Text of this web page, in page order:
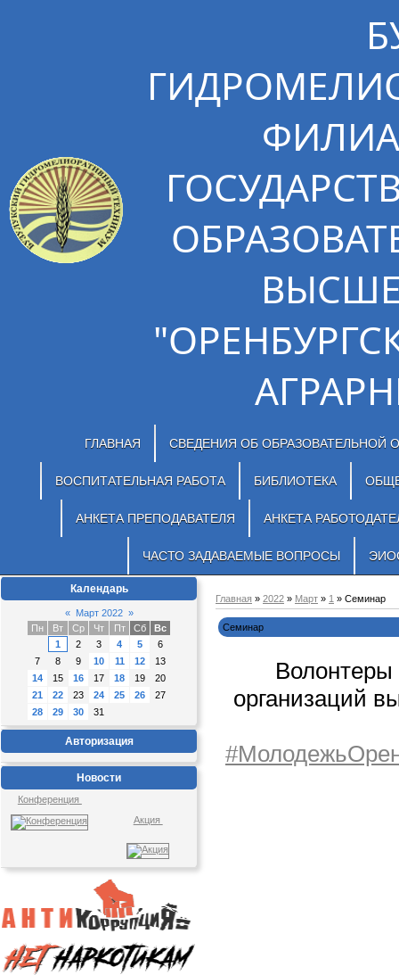
ГЛАВНАЯ СВЕДЕНИЯ ОБ ОБРАЗОВАТЕЛЬНОЙ
ВОСПИТАТЕЛЬНАЯ РАБОТА БИБЛИОТЕКА
АНКЕТА ПРЕПОДАВАТЕЛЯ АНКЕТА
ЧАСТО ЗАДАВАЕМЫЕ ВОПРОСЫ
Календарь
« Март 2022 »
Пн
Вт Ср Чт Пт Сб
Вс
1
2 3 4 5
6
7
8 9 10 11 12
13
14
15 16 17 18 19
20
21
22 23 24 25 26
27
28
29 30 31
Авторизация
Новости
Конференция
Акция
Главная » 2022 » Март » 1 » Семинар
Семинар
Волонтеры
организаций